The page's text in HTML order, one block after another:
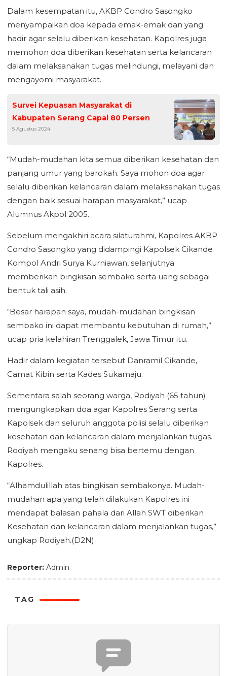
Dalam kesempatan itu, AKBP Condro Sasongko
menyampaikan doa kepada emak-emak dan yang
hadir agar selalu diberikan kesehatan. Kapolres juga
memohon doa diberikan kesehatan serta kelancaran
dalam melaksanakan tugas melindungi, melayani dan
mengayomi masyarakat.
Survei Kepuasan Masyarakat di
Kabupaten Serang Capai 80 Persen
5 Agustus 2024
“Mudah-mudahan kita semua diberikan kesehatan dan
panjang umur yang barokah. Saya mohon doa agar
selalu diberikan kelancaran dalam melaksanakan tugas
dengan baik sesuai harapan masyarakat,” ucap
Alumnus Akpol 2005.
Sebelum mengakhiri acara silaturahmi, Kapolres AKBP
Condro Sasongko yang didampingi Kapolsek Cikande
Kompol Andri Surya Kurniawan, selanjutnya
memberikan bingkisan sembako serta uang sebagai
bentuk tali asih.
“Besar harapan saya, mudah-mudahan bingkisan
sembako ini dapat membantu kebutuhan di rumah,”
ucap pria kelahiran Trenggalek, Jawa Timur itu.
Hadir dalam kegiatan tersebut Danramil Cikande,
Camat Kibin serta Kades Sukamaju.
Sementara salah seorang warga, Rodiyah (65 tahun)
mengungkapkan doa agar Kapolres Serang serta
Kapolsek dan seluruh anggota polisi selalu diberikan
kesehatan dan kelancaran dalam menjalankan tugas.
Rodiyah mengaku senang bisa bertemu dengan
Kapolres.
“Alhamdulillah atas bingkisan sembakonya. Mudah-
mudahan apa yang telah dilakukan Kapolres ini
mendapat balasan pahala dari Allah SWT diberikan
Kesehatan dan kelancaran dalam menjalankan tugas,”
ungkap Rodiyah.(D2N)
Reporter: Admin
TAG